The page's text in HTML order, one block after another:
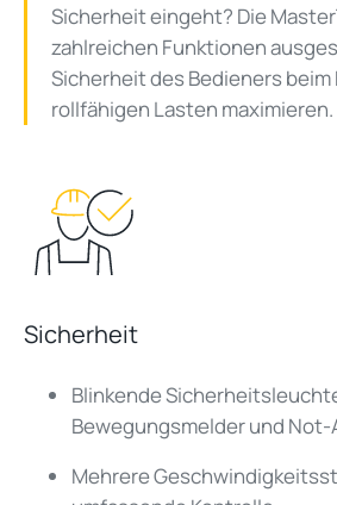
Sicherheit eingeht? Die
zahlreichen Funktionen
Sicherheit des Bedieners beim
rollfähigen Lasten maximieren.
Sicherheit
Blinkende
Bewegungsmelder und
Mehrere